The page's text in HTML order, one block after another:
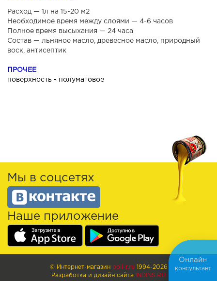
Расход — 1л на 15-20 м2
Необходимое время между слоями — 4-6 часов
Полное время высыхания — 24 часа
Состав — льняное масло, древесное масло, природный
воск, антисептик
ПРОЧЕЕ
поверхность - полуматовое
Мы в соцсетях
Наше приложение
Онлайн
консультант
© Интернет-магазин poli-r.ru1994-2026
Разработка и дизайн сайта
INDINS.RU